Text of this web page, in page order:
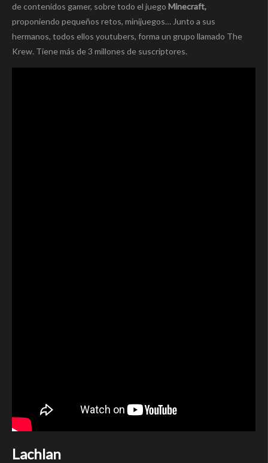
de contenidos gamer, sobre todo el juego Minecraft,
proponiendo pequeños retos, minijuegos… Junto a sus
hermanos, todos ellos youtubers, forma un grupo llamado The
Krew. Tiene más de 3 millones de suscriptores.
Lachlan